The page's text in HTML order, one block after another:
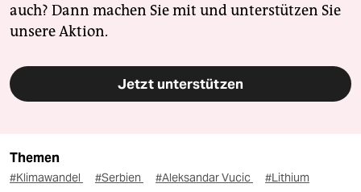
auch? Dann machen Sie mit und unterstützen Sie
unsere Aktion.
Jetzt unterstützen
Themen
#Klimawandel #Serbien #Aleksandar Vucic
#Lithium